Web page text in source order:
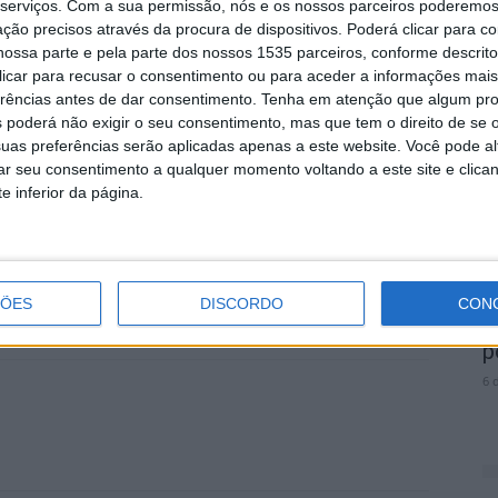
Com a sua permissão, nós e os nossos parceiros
precisos através da procura de dispositivos. Poderá clicar para
parte e pela parte dos nossos 1535 parceiros, conforme
para recusar o consentimento ou para aceder a informações
antes de dar consentimento. Tenha em atenção que algum
poderá não exigir o seu consentimento, mas que tem o direito de se
preferências serão aplicadas apenas a este website. Você pode
seu consentimento a qualquer momento voltando a este site e
inferior da página.
DISCORDO
relevância social e atualidade, como a
vulneráveis, a violência sexual contra crianças e
realça a Amato Lusitano – Associação de
e Apoio Especializado a Vítimas de
o seu compromisso com a formação contínua, a
resposta integrada no combate à violência
6
6